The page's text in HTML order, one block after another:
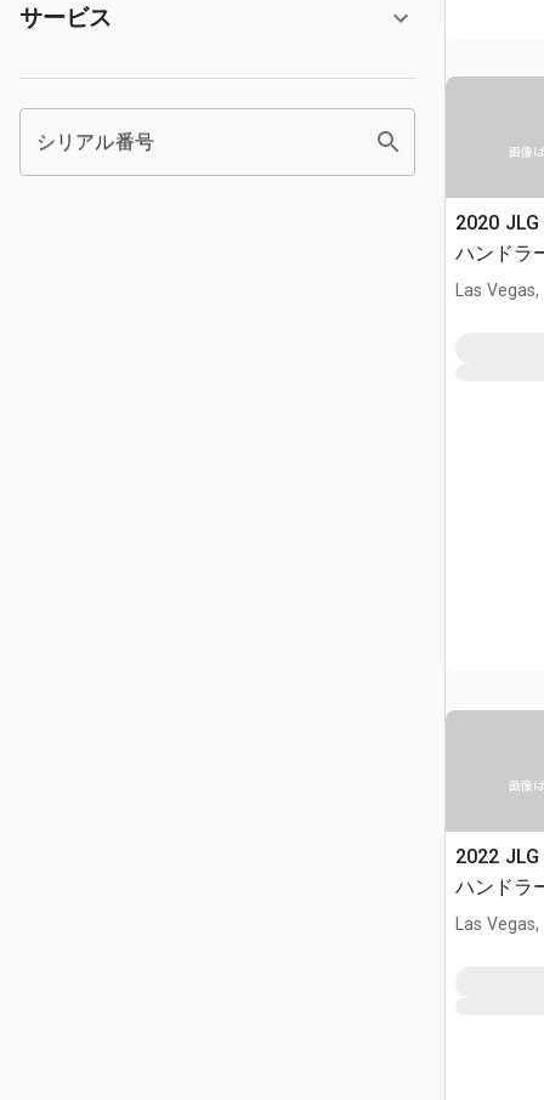
サービス
シリアル番号 画像
2020
ハンドラ
Las Vegas,
画像
2022
ハンドラ
Las Vegas,